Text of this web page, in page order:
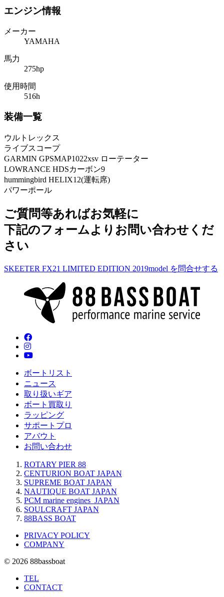
エンジン情報
メーカー
YAMAHA
馬力
275hp
使用時間
516h
装備一覧
ウルトレックス
ライブスコープ
GARMIN GPSMAP1022xsv ローテーター
LOWRANCE HDSカーボン9
hummingbird HELIX12(運転席)
パワーポール
ご質問等あればお気軽に
下記のフォームよりお問い合わせくだ
さい
SKEETER FX21 LIMITED EDITION 2019model を問合せする
ボートリスト
ニュース
取り扱いギア
ボート買取り
ラッピング
サポートプロ
アバウト
お問い合わせ
ROTARY PIER 88
CENTURION BOAT JAPAN
SUPREME BOAT JAPAN
NAUTIQUE BOAT JAPAN
PCM marine engines JAPAN
SOULCRAFT JAPAN
88BASS BOAT
PRIVACY POLICY
COMPANY
© 2026 88bassboat
TEL
CONTACT